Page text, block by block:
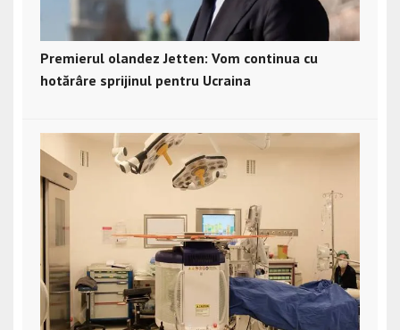
Premierul olandez Jetten: Vom continua cu
hotărâre sprijinul pentru Ucraina